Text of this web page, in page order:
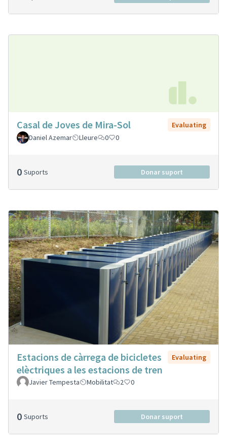
Casal de Joves de Mira-Sol
Evaluating
Daniel Azemar
Lleure 0 0
0 Suports Donar suport
Estacions de càrrega de bicicletes
elèctriques a les estacions de tren
Evaluating
Javier Tempesta Mobilitat 2 0
0 Suports Donar suport